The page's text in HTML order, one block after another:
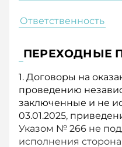
Ответственность
ПЕРЕХОДНЫЕ
1. Договоры на
проведению
заключенные и не
03.01.2025,
Указом № 266 не
исполнения